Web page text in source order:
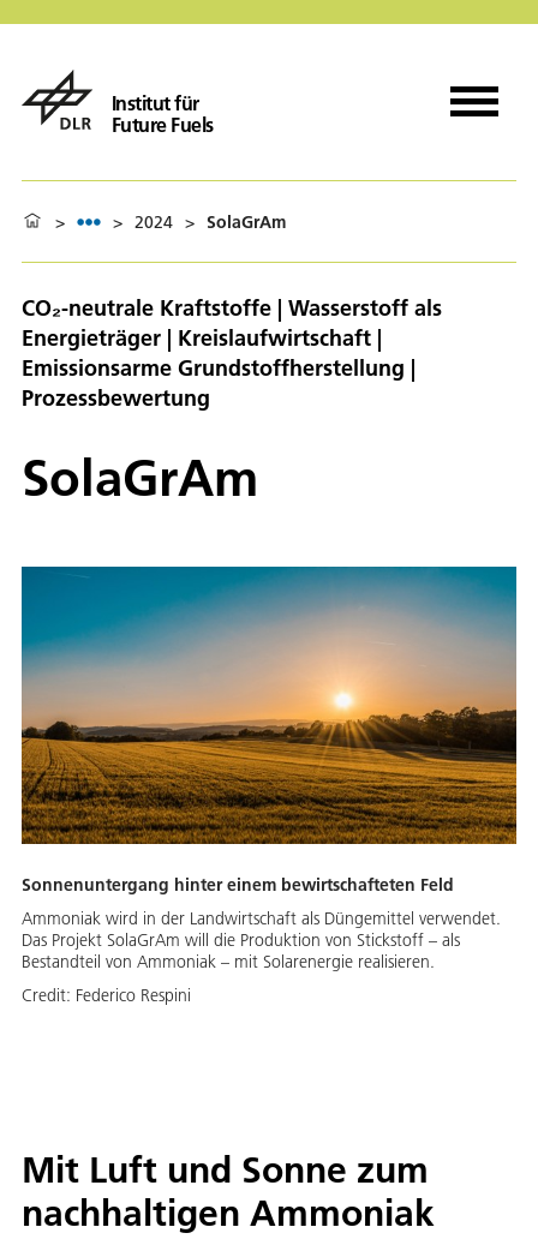
Institut für
Future Fuels
> > 2024 > SolaGrAm
CO₂-neutrale Kraftstoffe | Wasserstoff als
Energieträger | Kreislaufwirtschaft |
Emissionsarme Grundstoffherstellung |
Prozessbewertung
SolaGrAm
Sonnenuntergang hinter einem bewirtschafteten Feld
Ammoniak wird in der Landwirtschaft als Düngemittel verwendet.
Das Projekt SolaGrAm will die Produktion von Stickstoff – als
Bestandteil von Ammoniak – mit Solarenergie realisieren.
Credit: Federico Respini
Mit Luft und Sonne zum
nachhaltigen Ammoniak